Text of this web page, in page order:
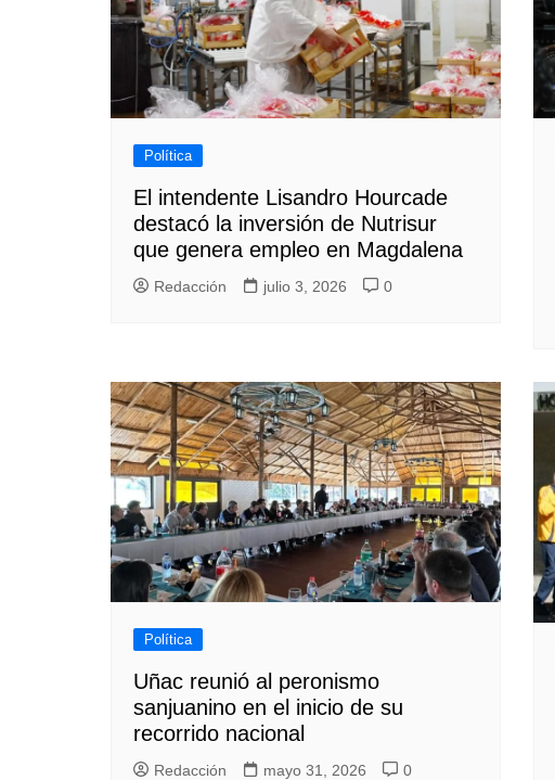
Política
El intendente Lisandro Hourcade
destacó la inversión de Nutrisur
que genera empleo en Magdalena
Redacción julio 3, 2026 0
Política
Uñac reunió al peronismo
sanjuanino en el inicio de su
recorrido nacional
Redacción mayo 31, 2026 0